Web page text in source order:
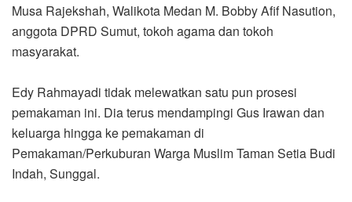
Musa Rajekshah, Walikota Medan M. Bobby Afif Nasution,
anggota DPRD Sumut, tokoh agama dan tokoh
masyarakat.
Edy Rahmayadi tidak melewatkan satu pun prosesi
pemakaman ini. Dia terus mendampingi Gus Irawan dan
keluarga hingga ke pemakaman di
Pemakaman/Perkuburan Warga Muslim Taman Setia Budi
Indah, Sunggal.